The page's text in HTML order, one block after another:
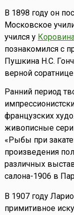
В 1898 году он
Московское
учился у
познакомился с
Пушкина Н.С.
верной
Ранний период
французских
живописные
«Рыбы при
произведения
различных
салона-1906 в
В 1907 году
примитивное